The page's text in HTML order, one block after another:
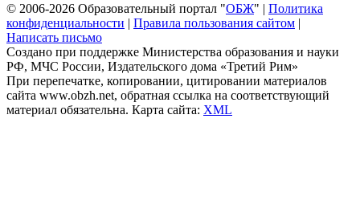
© 2006-2026 Образовательный портал "ОБЖ" | Политика
конфиденциальности | Правила пользования сайтом |
Написать письмо
Создано при поддержке Министерства образования и науки
РФ, МЧС России, Издательского дома «Третий Рим»
При перепечатке, копировании, цитировании материалов
сайта www.obzh.net, обратная ссылка на соответствующий
материал обязательна. Карта сайта: XML